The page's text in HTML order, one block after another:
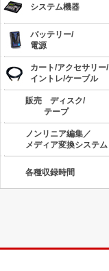
システム機器
バッテリー/
電源
カート/アクセサリー/
イントレ/ケーブル
販売 ディスク/
テープ
ノンリニア編集／
メディア変換システム
各種収録時間